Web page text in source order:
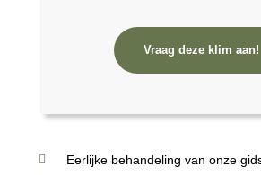
Vraag deze klim aan!
Eerlijke behandeling van onze